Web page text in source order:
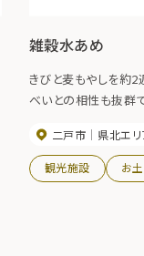
雑穀水あめ
きびと麦もやしを約
べいとの相性も抜群で
二戸市 県北エリ
観光施設 お